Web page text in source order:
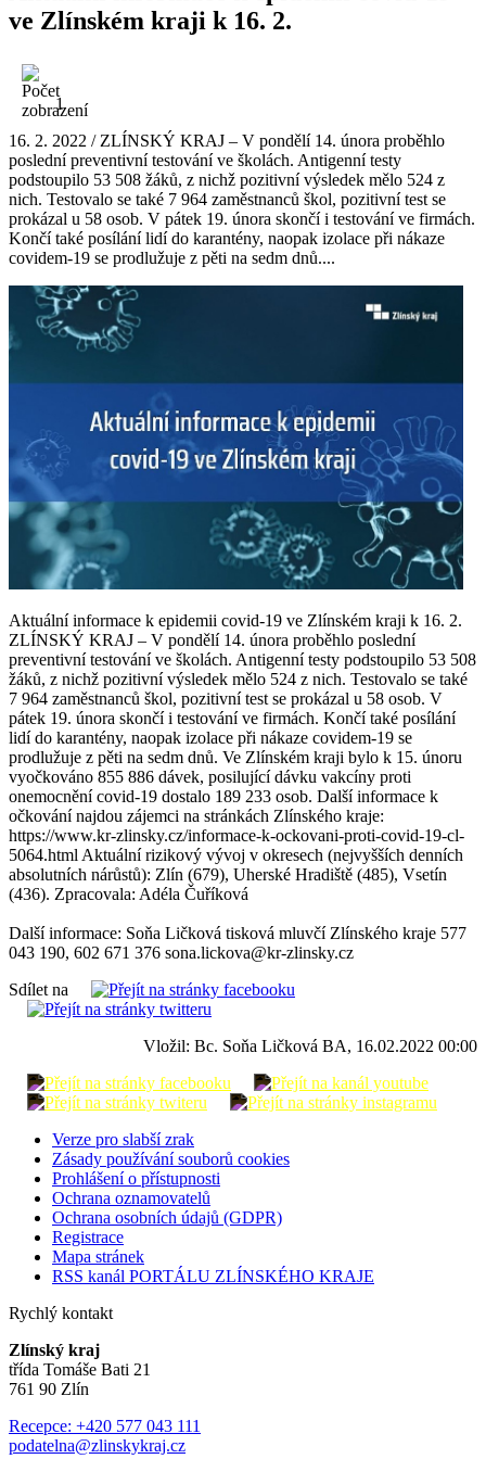
ve Zlínském kraji k 16. 2.
1
16. 2. 2022 / ZLÍNSKÝ KRAJ – V pondělí 14. února proběhlo
poslední preventivní testování ve školách. Antigenní testy
podstoupilo 53 508 žáků, z nichž pozitivní výsledek mělo 524 z
nich. Testovalo se také 7 964 zaměstnanců škol, pozitivní test se
prokázal u 58 osob. V pátek 19. února skončí i testování ve firmách.
Končí také posílání lidí do karantény, naopak izolace při nákaze
covidem-19 se prodlužuje z pěti na sedm dnů....
Aktuální informace k epidemii covid-19 ve Zlínském kraji k 16. 2.
ZLÍNSKÝ KRAJ – V pondělí 14. února proběhlo poslední
preventivní testování ve školách. Antigenní testy podstoupilo 53 508
žáků, z nichž pozitivní výsledek mělo 524 z nich. Testovalo se také
7 964 zaměstnanců škol, pozitivní test se prokázal u 58 osob. V
pátek 19. února skončí i testování ve firmách. Končí také posílání
lidí do karantény, naopak izolace při nákaze covidem-19 se
prodlužuje z pěti na sedm dnů. Ve Zlínském kraji bylo k 15. únoru
vyočkováno 855 886 dávek, posilující dávku vakcíny proti
onemocnění covid-19 dostalo 189 233 osob. Další informace k
očkování najdou zájemci na stránkách Zlínského kraje:
https://www.kr-zlinsky.cz/informace-k-ockovani-proti-covid-19-cl-
5064.html Aktuální rizikový vývoj v okresech (nejvyšších denních
absolutních nárůstů): Zlín (679), Uherské Hradiště (485), Vsetín
(436). Zpracovala: Adéla Čuříková
Další informace: Soňa Ličková tisková mluvčí Zlínského kraje 577
043 190, 602 671 376 sona.lickova@kr-zlinsky.cz
Sdílet na
Vložil: Bc. Soňa Ličková BA, 16.02.2022 00:00
Verze pro slabší zrak
Zásady používání souborů cookies
Prohlášení o přístupnosti
Ochrana oznamovatelů
Ochrana osobních údajů (GDPR)
Registrace
Mapa stránek
RSS kanál PORTÁLU ZLÍNSKÉHO KRAJE
Rychlý kontakt
Zlínský kraj
třída Tomáše Bati 21
761 90 Zlín
Recepce: +420 577 043 111
podatelna@zlinskykraj.cz